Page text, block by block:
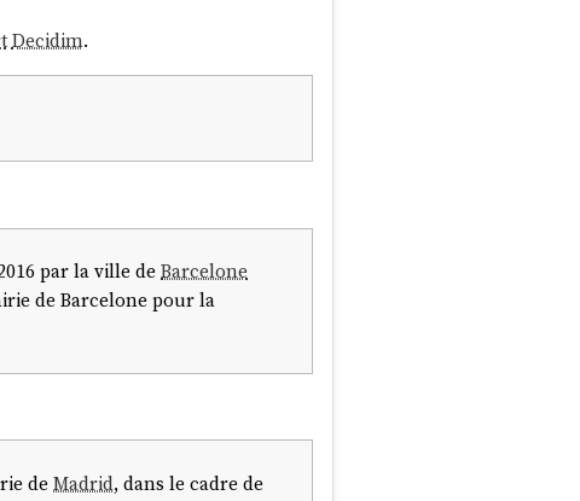
Decidim.
par la ville deBarcelone
de Barcelone pour la
deMadrid, dans le cadre de